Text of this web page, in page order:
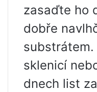
zasaďte ho
dobře
sklenicí
dnech list